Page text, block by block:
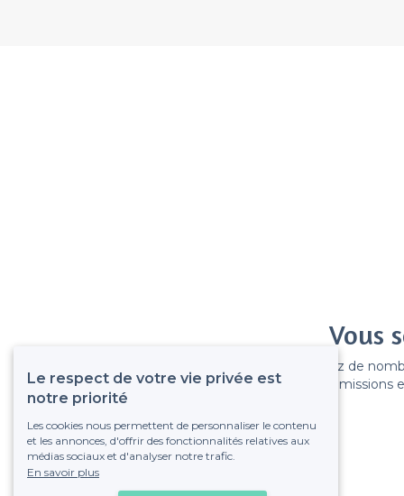
Vous
Gagnez de
Pas de commissions
Le respect de votre vie privée est
notre priorité
Les cookies nous permettent de personnaliser le contenu
et les annonces, d'offrir des fonctionnalités relatives aux
médias sociaux et d'analyser notre trafic.
En savoir plus